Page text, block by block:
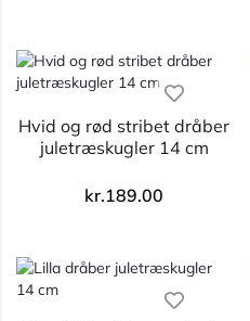
Hvid og rød stribet dråber
juletræskugler 14 cm
kr.189.00